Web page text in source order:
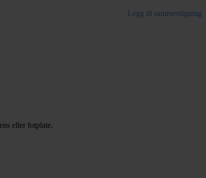
Legg til sammenligning
eller fotplate.